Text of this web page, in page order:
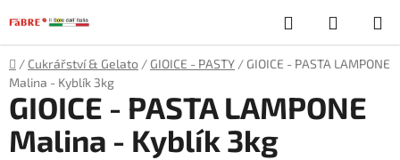
na
obsah
Hledat
KOŠÍK
Domů
/ Cukrářství & Gelato / GIOICE - PASTY / GIOICE - PASTA LAMPONE
Malina - Kyblík 3kg
GIOICE - PASTA LAMPONE
Malina - Kyblík 3kg